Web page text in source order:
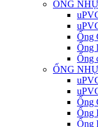
ỐNG
Ống
Ống
Ống
ỐNG
Ống
Ống
Ống